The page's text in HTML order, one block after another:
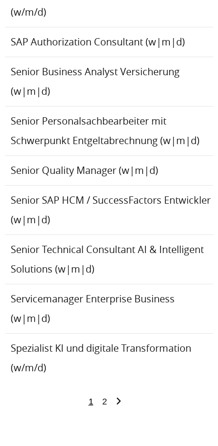
(w/m/d)
SAP Authorization Consultant (w|m|d)
Senior Business Analyst Versicherung
(w|m|d)
Senior Personalsachbearbeiter mit
Schwerpunkt Entgeltabrechnung (w|m|d)
Senior Quality Manager (w|m|d)
Senior SAP HCM / SuccessFactors Entwickler
(w|m|d)
Senior Technical Consultant AI & Intelligent
Solutions (w|m|d)
Servicemanager Enterprise Business
(w|m|d)
Spezialist KI und digitale Transformation
(w/m/d)
1 2